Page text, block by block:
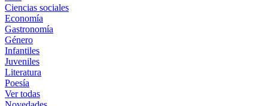
Ciencias sociales
Economía
Gastronomía
Género
Infantiles
Juveniles
Literatura
Poesía
Ver todas